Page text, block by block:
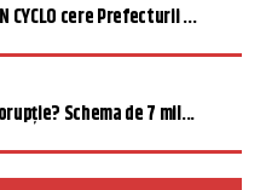
CYCLO cere Prefecturii ...
Schema de 7 mil...